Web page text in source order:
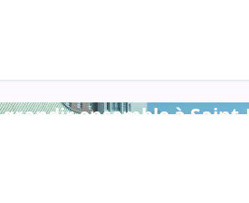
ensemble à